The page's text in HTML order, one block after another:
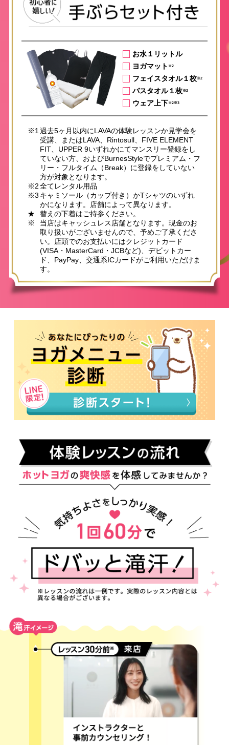
お水１リットル
ヨガマット ※2
フェイスタオル１枚※2
バスタオル１枚※2
ウェア上下※2※3
※1過去5ヶ月以内にLAVAの体験レッスンか見学会を
受講、またはLAVA、Rintosull、FIVE ELEMENT
FIT、UPPER 9いずれかにてマンスリー登録をし
ていない方、およびBurnesStyleでプレミアム・フ
リー・フルタイム（Break）に登録をしていない
方が対象となります。
※2全てレンタル用品
※3 キャミソール（カップ付き）かTシャツのいずれ
かになります。店舗によって異なります。
★
替えの下着はご持参ください。
※
当店はキャッシュレス店舗となります。現金のお
取り扱いがございませんので、予めご了承くださ
い。店頭でのお支払いにはクレジットカード
(VISA・MasterCard・JCBなど)、デビットカー
ド、PayPay、交通系ICカードがご利用いただけま
す。